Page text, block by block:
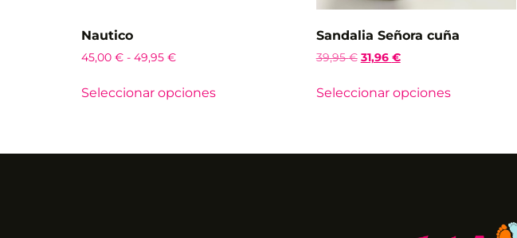
Nautico
45,00 € - 49,95 €
Seleccionar opciones
Sandalia Señora cuña
39,95€ 31,96 €
Seleccionar opciones